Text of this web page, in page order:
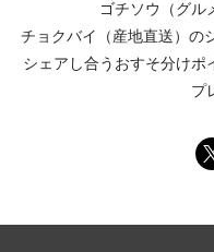
ゴチソウ（グル
チョクバイ（産地直送） の
シェアし合う おすそ分けポ
プ